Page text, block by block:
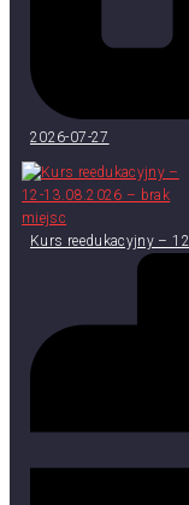
2026-07-27
Kurs reedukacyjny –